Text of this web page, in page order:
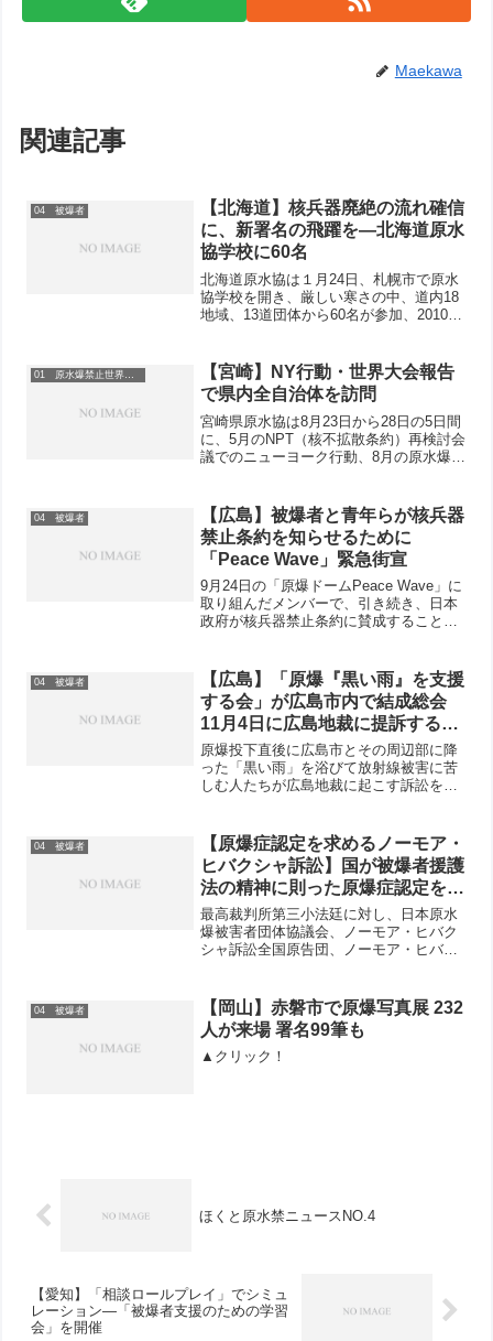
Maekawa
関連記事
04 被爆者
【北海道】核兵器廃絶の流れ確信
に、新署名の飛躍を―北海道原水
協学校に60名
北海道原水協は１月24日、札幌市で原水
協学校を開き、厳しい寒さの中、道内18
地域、13道団体から60名が参加、2010年
たたかいについて学習し交流しました。
01 原水爆禁止世界大会
【宮崎】NY行動・世界大会報告
で県内全自治体を訪問
宮崎県原水協は8月23日から28日の5日間
に、5月のNPT（核不拡散条約）再検討会
議でのニューヨーク行動、8月の原水爆禁
治体キャラバン行動には、NPT参加の14
名をは...
04 被爆者
【広島】被爆者と青年らが核兵器
禁止条約を知らせるために
「Peace Wave」緊急街宣
9月24日の「原爆ドームPeace Wave」に
取り組んだメンバーで、引き続き、日本
政府が核兵器禁止条約に賛成することを
核兵器禁止条約を知らせるため、10月9
日に緊急...
04 被爆者
【広島】「原爆『黒い雨』を支援
する会」が広島市内で結成総会
11月4日に広島地裁に提訴するこ
とを確認
原爆投下直後に広島市とその周辺部に降
った「黒い雨」を浴びて放射線被害に苦
しむ人たちが広島地裁に起こす訴訟を支
されました。結成総会には、広島市や安
芸太田町、北広島町の...
04 被爆者
【原爆症認定を求めるノーモア・
ヒバクシャ訴訟】国が被爆者援護
法の精神に則った原爆症認定を行
うよう裁判所の公正な判断を要請
する署名への協力のお願い
（2018年12月末〆切）
最高裁判所第三小法廷に対し、日本原水
爆被害者団体協議会、ノーモア・ヒバク
シャ訴訟全国原告団、ノーモア・ヒバク
ークの5団体連名の署名が要請されまし
た。ノーモア・ヒバクシャ...
04 被爆者
【岡山】赤磐市で原爆写真展 232
人が来場 署名99筆も
▲クリック！
ほくと原水禁ニュースNO.4
【愛知】「相談ロールプレイ」でシミュ
レーション―「被爆者支援のための学習
会」を開催